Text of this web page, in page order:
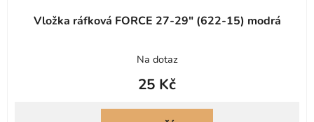
Vložka ráfková FORCE 27-29" (622-15) modrá
Na dotaz
25 Kč